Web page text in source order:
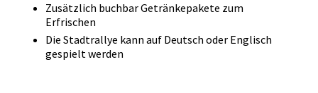
Zusätzlich buchbar Getränkepakete zum
Erfrischen
Die Stadtrallye kann auf Deutsch oder Englisch
gespielt werden